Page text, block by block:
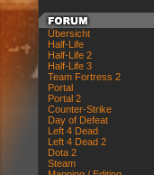
Übersicht
Half-Life
Half-Life 2
Half-Life 3
Team Fortress 2
Portal
Portal 2
Counter-Strike
Day of Defeat
Left 4 Dead
Left 4 Dead 2
Dota 2
Steam